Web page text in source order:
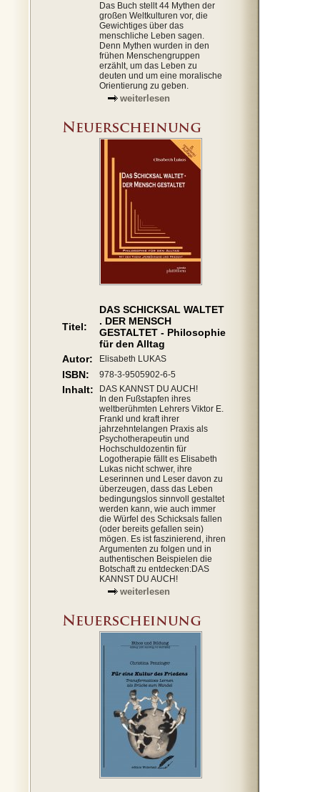
Das Buch stellt 44 Mythen der
großen Weltkulturen vor, die
Gewichtiges über das
menschliche Leben sagen.
Denn Mythen wurden in den
frühen Menschengruppen
erzählt, um das Leben zu
deuten und um eine moralische
Orientierung zu geben.
weiterlesen
Titel:
DAS SCHICKSAL WALTET
. DER MENSCH
GESTALTET - Philosophie
für den Alltag
Autor:
Elisabeth LUKAS
ISBN: 978-3-9505902-6-5
Inhalt:
DAS KANNST DU AUCH!
In den Fußstapfen ihres
weltberühmten Lehrers Viktor E.
Frankl und kraft ihrer
jahrzehntelangen Praxis als
Psychotherapeutin und
Hochschuldozentin für
Logotherapie fällt es Elisabeth
Lukas nicht schwer, ihre
Leserinnen und Leser davon zu
überzeugen, dass das Leben
bedingungslos sinnvoll gestaltet
werden kann, wie auch immer
die Würfel des Schicksals fallen
(oder bereits gefallen sein)
mögen. Es ist faszinierend, ihren
Argumenten zu folgen und in
authentischen Beispielen die
Botschaft zu entdecken:DAS
KANNST DU AUCH!
weiterlesen